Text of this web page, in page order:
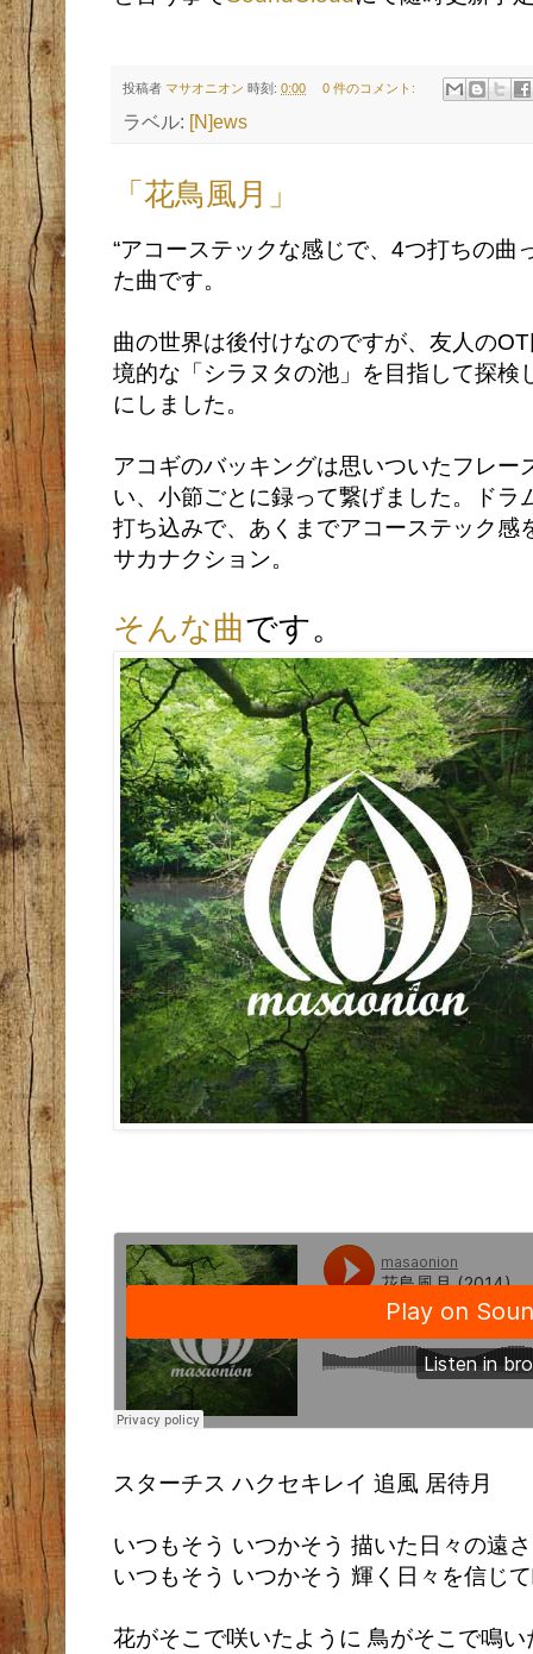
投稿者 マサオニオン 時刻: 0:00 0 件のコメント:
ラベル: [N]ews
「花鳥風月」
“アコーステックな感じで、4つ打ちの曲
た曲です。
曲の世界は後付けなのですが、友人の
境的な「シラヌタの池」を目指して探検
にしました。
アコギのバッキングは思いついたフレ
い、小節ごとに録って繋げました。ド
打ち込みで、あくまでアコーステック感
サカナクション。
そんな曲です。
スターチス ハクセキレイ 追風 居待月
いつもそう いつかそう 描いた日々の遠
いつもそう いつかそう 輝く日々を信じ
花がそこで咲いたように 鳥がそこで鳴い